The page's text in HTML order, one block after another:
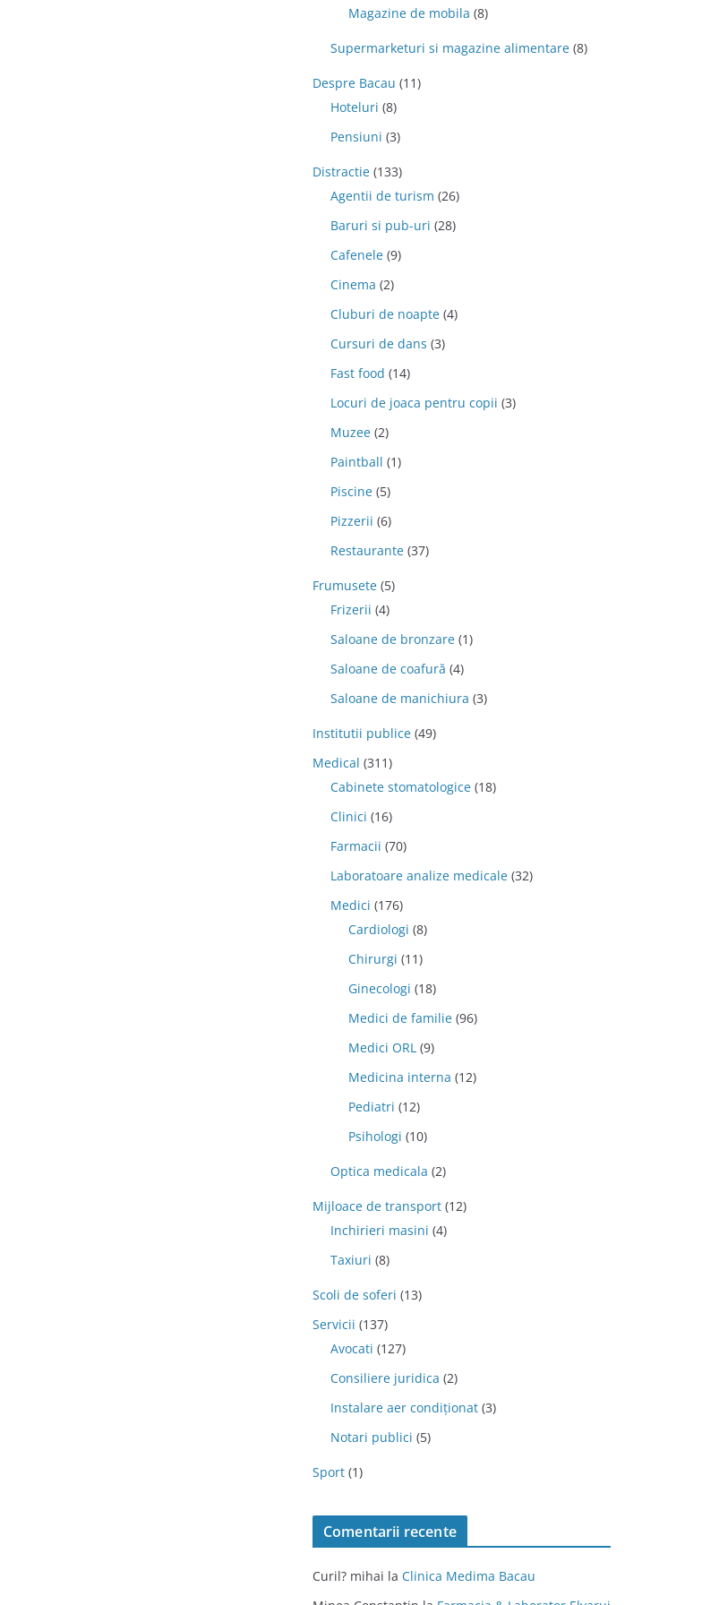
Magazine de mobila (8)
Supermarketuri si magazine alimentare (8)
Despre Bacau (11)
Hoteluri (8)
Pensiuni (3)
Distractie (133)
Agentii de turism (26)
Baruri si pub-uri (28)
Cafenele (9)
Cinema (2)
Cluburi de noapte (4)
Cursuri de dans (3)
Fast food (14)
Locuri de joaca pentru copii (3)
Muzee (2)
Paintball (1)
Piscine (5)
Pizzerii (6)
Restaurante (37)
Frumusete (5)
Frizerii (4)
Saloane de bronzare (1)
Saloane de coafură (4)
Saloane de manichiura (3)
Institutii publice (49)
Medical (311)
Cabinete stomatologice (18)
Clinici (16)
Farmacii (70)
Laboratoare analize medicale (32)
Medici (176)
Cardiologi (8)
Chirurgi (11)
Ginecologi (18)
Medici de familie (96)
Medici ORL (9)
Medicina interna (12)
Pediatri (12)
Psihologi (10)
Optica medicala (2)
Mijloace de transport (12)
Inchirieri masini (4)
Taxiuri (8)
Scoli de soferi (13)
Servicii (137)
Avocati (127)
Consiliere juridica (2)
Instalare aer condiționat (3)
Notari publici (5)
Sport (1)
Comentarii recente
Curil? mihai la Clinica Medima Bacau